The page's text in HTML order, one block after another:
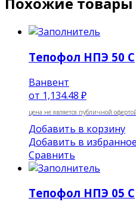
Тепофол НПЭ 50 С
Ванвент
от 1,134.48 ₽
цена не является публичной
Добавить в корзину
Добавить в избранное
Сравнить
Тепофол НПЭ 05 С